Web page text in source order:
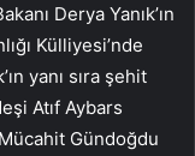
Derya Yanık’ın
Külliyesi’nde
yanı sıra şehit
Atıf Aybars
Gündoğdu